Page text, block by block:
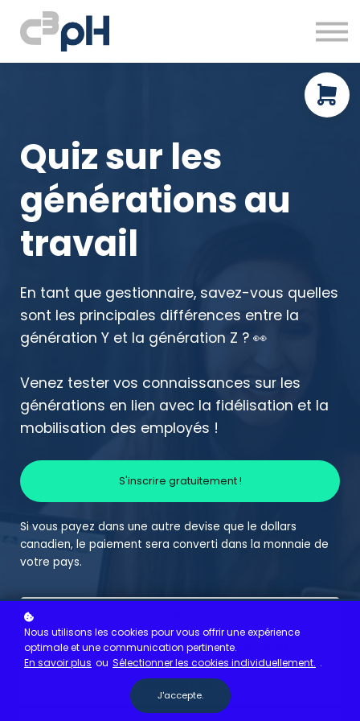
Ressources gratuites
Prendre rendez-vous
Quiz sur les
générations au
travail
En tant que gestionnaire, savez-vous quelles
sont les principales différences entre la
génération Y et la génération Z ? 👀
Venez tester vos connaissances sur les
générations en lien avec la fidélisation et la
mobilisation des employés !
S'inscrire gratuitement !
Si vous payez dans une autre devise que le dollars
canadien, le paiement sera converti dans la monnaie de
votre pays.
Créez un lieu de travail plus inclusif
répondant aux besoins de chaque
génération.
Nous utilisons les cookies pour vous offrir une expérience
optimale et une communication pertinente.
En savoir plus ou Sélectionner les cookies individuellement. .
J'accepte.